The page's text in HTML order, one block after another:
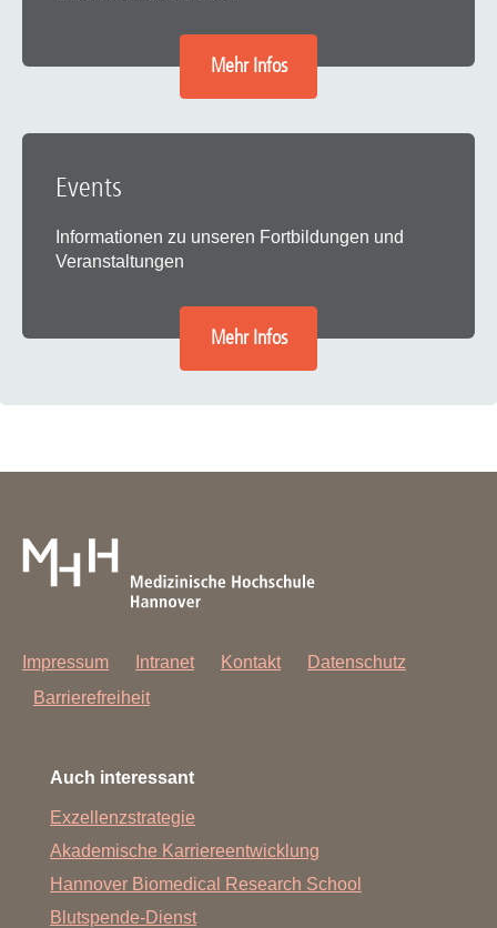
Mehr Infos
Events
Informationen zu unseren Fortbildungen und
Veranstaltungen
Mehr Infos
Impressum Intranet Kontakt
Datenschutz
Barrierefreiheit
Auch interessant
Exzellenzstrategie
Akademische Karriereentwicklung
Hannover Biomedical Research School
Blutspende-Dienst